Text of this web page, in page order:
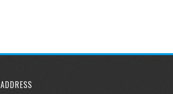
ADDRESS